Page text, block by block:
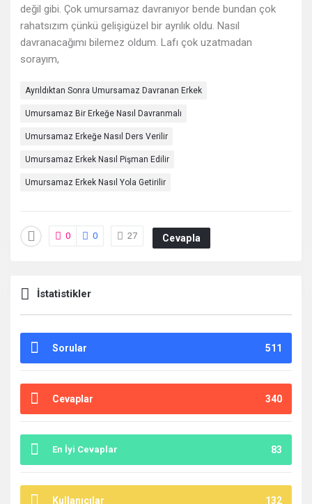
sonuncu
Sorular
değil gibi. Çok umursamaz davranıyor bende bundan çok
rahatsızım çünkü gelişigüzel bir ayrılık oldu. Nasıl
davranacağımı bilemez oldum. Lafı çok uzatmadan
sorayım,
Ayrıldıktan Sonra Umursamaz Davranan Erkek
Umursamaz Bir Erkeğe Nasıl Davranmalı
Umursamaz Erkeğe Nasıl Ders Verilir​
Umursamaz Erkek Nasıl Pişman Edilir​
Umursamaz Erkek Nasıl Yola Getirilir
0 0 27 Cevapla
İstatistikler
Sorular 511
Cevaplar 340
En İyi Cevaplar 83
Kullanıcılar 132